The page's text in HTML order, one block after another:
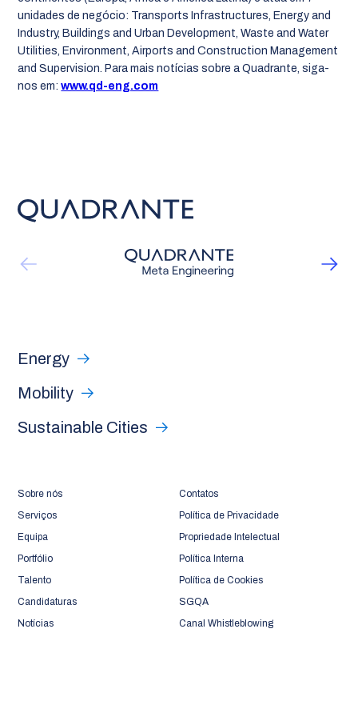
unidades de negócio: Transports Infrastructures, Energy and
Industry, Buildings and Urban Development, Waste and Water
Utilities, Environment, Airports and Construction Management
and Supervision. Para mais notícias sobre a Quadrante, siga-
nos em:www.qd-eng.com
Energy
Mobility
Sustainable Cities
Sobre nós
Serviços
Equipa
Portfólio
Talento
Candidaturas
Notícias
Contatos
Política de Privacidade
Propriedade Intelectual
Política Interna
Política de Cookies
SGQA
Canal Whistleblowing